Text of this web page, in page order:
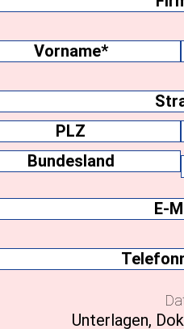
(erforderlich)
Unterlagen,